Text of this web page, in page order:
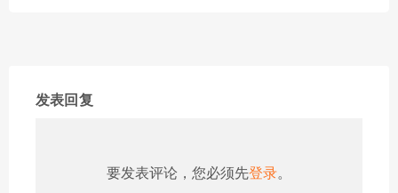
发表回复
要发表评论，您必须先登录。